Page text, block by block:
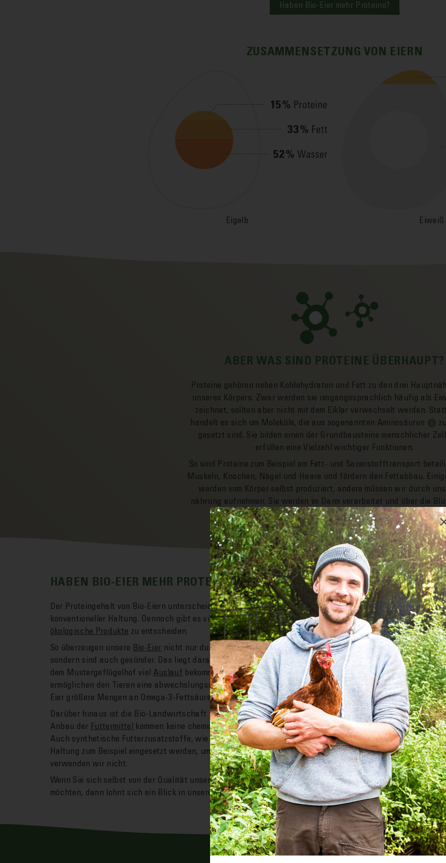
Haben Bio-Eier mehr Proteine?
ZUSAMMENSETZUNG VON EIERN
Eigelb Eiweiß
ABER WAS SIND PROTEINE ÜBERHAUPT?
Proteine gehören neben Kohle­hydraten und Fett zu den drei
unseres Körpers. Zwar werden sie umgangs­sprachlich häufig als
zeichnet, sollten aber nicht mit dem Ei­klar ver­wechselt werden.
handelt es sich um Moleküle, die aus sogenannten Amino­säuren
gesetzt sind. Sie bilden einen der Grund­bausteine menschlicher
erfüllen eine Viel­zahl wichtiger Funktionen.
So sind Proteine zum Beispiel am Fett- und Sauerstoff­transport
Muskeln, Knochen, Nägel und Haare und fördern den Fett­abbau.
werden vom Körper selbst produziert, andere müssen wir durch
nährung auf­nehmen. Sie werden im Darm ver­arbeitet und über die
ihren Ziel­ort trans­portiert.
HABEN BIO-EIER MEHR PROTEINE?
Der Protein­gehalt von Bio-Eiern unter­scheidet sich nicht von dem aus
konventioneller Haltung. Dennoch gibt es viele gute Gründe, sich für
ökologische Produkte zu ent­scheiden.
So über­zeugen unsere Bio-Eier nicht nur durch ihren besseren Geschmack,
sondern sind auch gesünder. Das liegt daran, dass die Lege­hennen auf
dem Muster­geflügelhof viel Aus­lauf be­kommen. Käfer, Würmer und Fall­obst
er­möglichen den Tieren eine abwechslungs­reiche Er­nährung, dank der die
Eier größere Mengen an Omega-3-Fettsäuren ent­halten.
Da­rüber hin­aus ist die Bio-Landwirtschaft frei von Gen­technik und beim
An­bau der Futter­mittel
kommen keine chemischen Pestizide zum Ein­satz.
Auch synthetische Futter­zusatzstoffe, wie sie in der konventionellen
Haltung zum Beispiel ein­gesetzt werden, um das Ei­dotter orange zu färben,
ver­wenden wir nicht.
Wenn Sie sich selbst von der Qualität unserer Bio-Eier über­zeugen
möchten, dann lohnt sich ein Blick in unserenOnline-Hofladen!